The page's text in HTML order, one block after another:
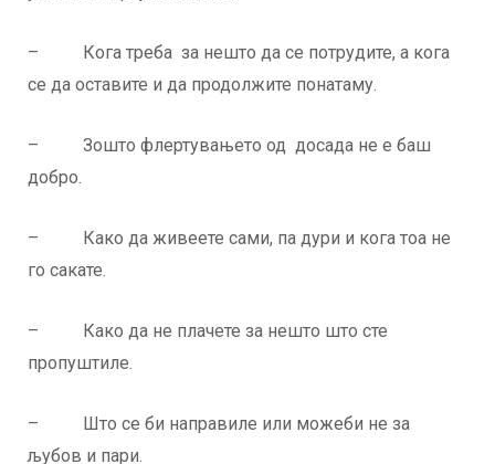
– Кога треба за нешто да се потрудите, а кога
се да оставите и да продолжите понатаму.
– Зошто флертувањето од досада не е баш
добро.
– Како да живеете сами, па дури и кога тоа не
го сакате.
– Како да не плачете за нешто што сте
пропуштиле.
– Што се би направиле или можеби не за
љубов и пари.